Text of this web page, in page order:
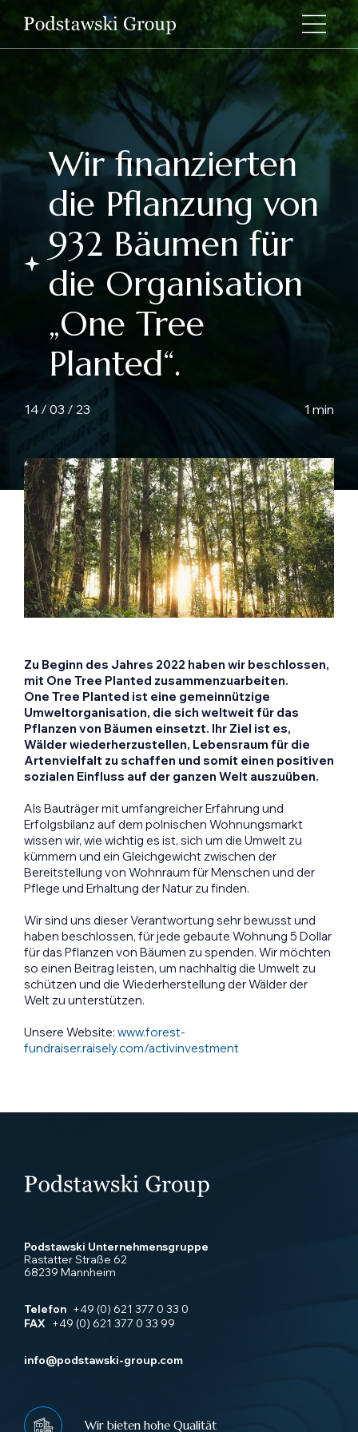
Wir finanzierten
die Pflanzung von
932 Bäumen für
die Organisation
„One Tree
Planted“.
14 / 03 / 23 1 min
Zu Beginn des Jahres 2022 haben wir beschlossen,
mit One Tree Planted zusammenzuarbeiten.
One Tree Planted ist eine gemeinnützige
Umweltorganisation, die sich weltweit für das
Pflanzen von Bäumen einsetzt. Ihr Ziel ist es,
Wälder wiederherzustellen, Lebensraum für die
Artenvielfalt zu schaffen und somit einen positiven
sozialen Einfluss auf der ganzen Welt auszuüben.
Als Bauträger mit umfangreicher Erfahrung und
Erfolgsbilanz auf dem polnischen Wohnungsmarkt
wissen wir, wie wichtig es ist, sich um die Umwelt zu
kümmern und ein Gleichgewicht zwischen der
Bereitstellung von Wohnraum für Menschen und der
Pflege und Erhaltung der Natur zu finden.
Wir sind uns dieser Verantwortung sehr bewusst und
haben beschlossen, für jede gebaute Wohnung 5 Dollar
für das Pflanzen von Bäumen zu spenden. Wir möchten
so einen Beitrag leisten, um nachhaltig die Umwelt zu
schützen und die Wiederherstellung der Wälder der
Welt zu unterstützen.
Unsere Website: www.forest-
fundraiser.raisely.com/activinvestment
Podstawski Unternehmensgruppe
Rastatter Straße 62
68239 Mannheim
Telefon +49 (0) 621 377 0 33 0
FAX
+49 (0) 621 377 0 33 99
info@podstawski-group.com
Wir bieten hohe Qualität